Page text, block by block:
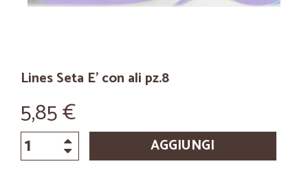
Lines Seta E' con ali pz.8
5,85 €
AGGIUNGI